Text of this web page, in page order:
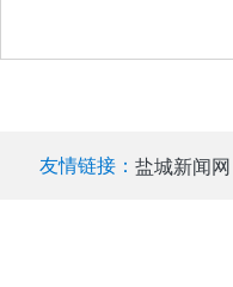
友情链接： 盐城新闻网